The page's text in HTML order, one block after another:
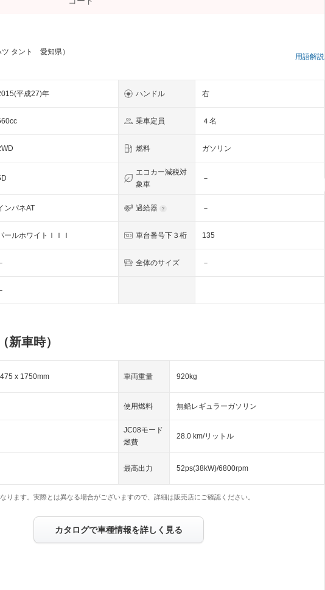
ツ タント 愛知県）
用語解説
平成27)年 ハンドル 右
乗車定員 ４名
燃料 ガソリン
エコカー減税対
象車
－
ンパネAT 過給器 －
ールホワイトＩＩＩ 車台番号下３桁 135
全体のサイズ －
新車時）
x 1750mm 車両重量 920kg
使用燃料 無鉛レギュラーガソリン
JC08モード
燃費
28.0 km/リットル
最高出力 52ps(38kW)/6800rpm
ります。実際とは異なる場合がございますので、詳細は販売店にご確認ください。
カタログで車種情報を詳しく見る